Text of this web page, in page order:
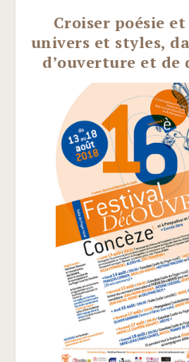
Croiser poésie
univers et styles,
d’ouverture et de